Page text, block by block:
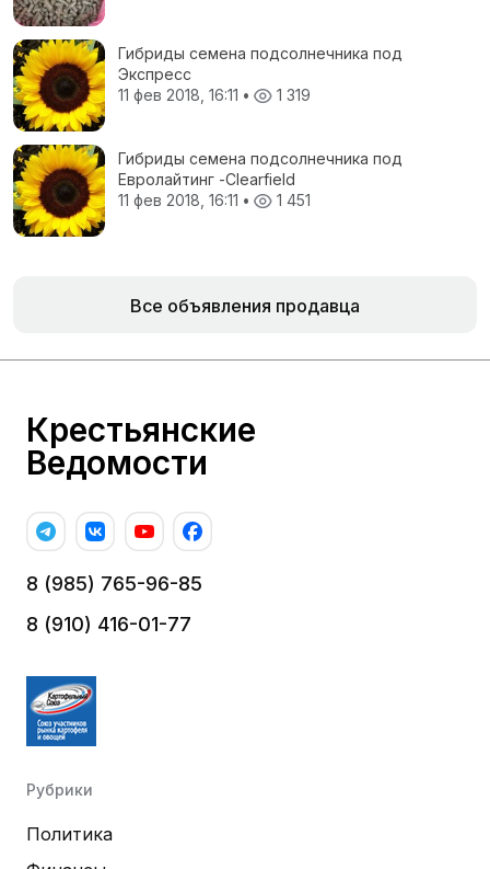
Гибриды семена подсолнечника под
Экспресс
11 фев 2018, 16:11 • 1 319
Гибриды семена подсолнечника под
Евролайтинг -Сlearfield
11 фев 2018, 16:11 • 1 451
Все объявления продавца
Крестьянские
Ведомости
8 (985) 765-96-85
8 (910) 416-01-77
Рубрики
Политика